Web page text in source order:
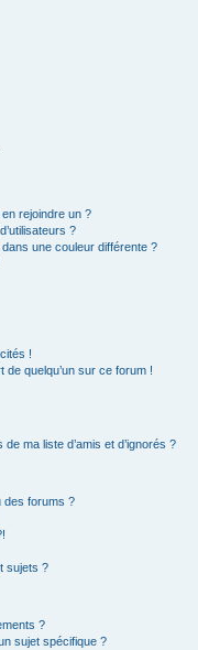
rejoindre un ?
?
une couleur différente ?
!
de quelqu’un sur ce forum !
ma liste d’amis et d’ignorés ?
des forums ?
sujets ?
?
sujet spécifique ?